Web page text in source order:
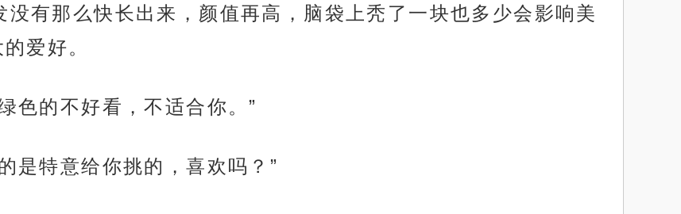
有那么快长出来，颜值再高，脑袋上秃了一块也多少会影响美
爱好。
色的不好看，不适合你。”
是特意给你挑的，喜欢吗？”